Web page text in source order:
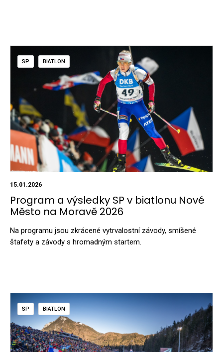
SP BIATLON
15.01.2026
Program a výsledky SP v biatlonu Nové
Město na Moravě 2026
Na programu jsou zkrácené vytrvalostní závody, smíšené
štafety a závody s hromadným startem.
SP BIATLON